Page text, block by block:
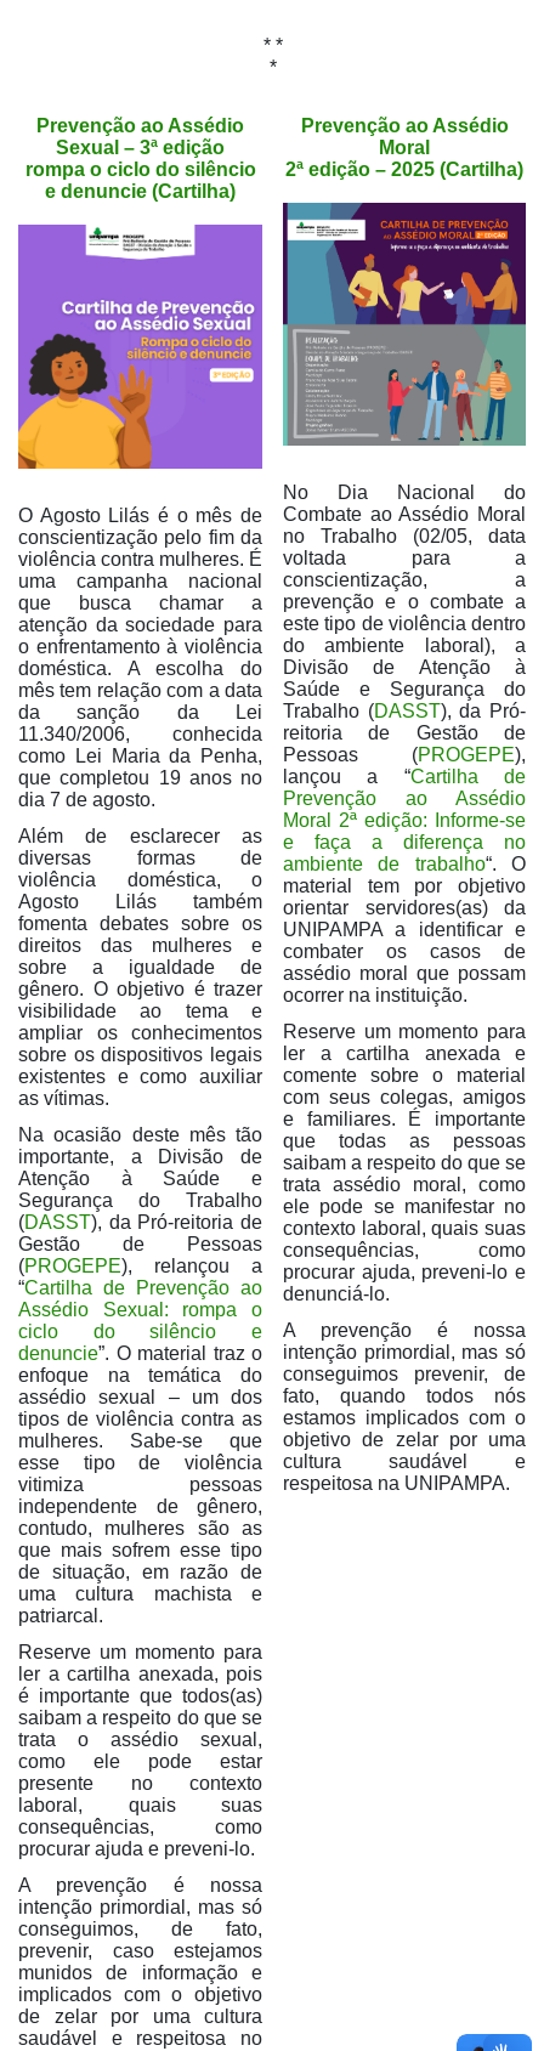
* *
*
Prevenção ao Assédio
Sexual – 3ª edição
rompa o ciclo do silêncio
e denuncie (Cartilha)
O Agosto Lilás é o mês de
conscientização pelo fim da
violência contra mulheres. É
uma campanha nacional
que busca chamar a
atenção da sociedade para
o enfrentamento à violência
doméstica. A escolha do
mês tem relação com a data
da sanção da Lei
11.340/2006, conhecida
como Lei Maria da Penha,
que completou 19 anos no
dia 7 de agosto.
Além de esclarecer as
diversas formas de
violência doméstica, o
Agosto Lilás também
fomenta debates sobre os
direitos das mulheres e
sobre a igualdade de
gênero. O objetivo é trazer
visibilidade ao tema e
ampliar os conhecimentos
sobre os dispositivos legais
existentes e como auxiliar
as vítimas.
Na ocasião deste mês tão
importante, a Divisão de
Atenção à Saúde e
Segurança do Trabalho
(DASST), da Pró-reitoria de
Gestão de Pessoas
(PROGEPE), relançou a
“Cartilha de Prevenção ao
Assédio Sexual: rompa o
ciclo do silêncio e
denuncie”. O material traz o
enfoque na temática do
assédio sexual – um dos
tipos de violência contra as
mulheres. Sabe-se que
esse tipo de violência
vitimiza pessoas
independente de gênero,
contudo, mulheres são as
que mais sofrem esse tipo
de situação, em razão de
uma cultura machista e
patriarcal.
Reserve um momento para
ler a cartilha anexada, pois
é importante que todos(as)
saibam a respeito do que se
trata o assédio sexual,
como ele pode estar
presente no contexto
laboral, quais suas
consequências, como
procurar ajuda e preveni-lo.
A prevenção é nossa
intenção primordial, mas só
conseguimos, de fato,
prevenir, caso estejamos
munidos de informação e
implicados com o objetivo
de zelar por uma cultura
saudável e respeitosa no
Prevenção ao Assédio
Moral
2ª edição – 2025 (Cartilha)
No Dia Nacional do
Combate ao Assédio Moral
no Trabalho (02/05, data
voltada para a
conscientização, a
prevenção e o combate a
este tipo de violência dentro
do ambiente laboral), a
Divisão de Atenção à
Saúde e Segurança do
Trabalho (DASST), da Pró-
reitoria de Gestão de
Pessoas (PROGEPE),
lançou a “Cartilha de
Prevenção ao Assédio
Moral 2ª edição: Informe-se
e faça a diferença no
ambiente de trabalho“. O
material tem por objetivo
orientar servidores(as) da
UNIPAMPA a identificar e
combater os casos de
assédio moral que possam
ocorrer na instituição.
Reserve um momento para
ler a cartilha anexada e
comente sobre o material
com seus colegas, amigos
e familiares. É importante
que todas as pessoas
saibam a respeito do que se
trata assédio moral, como
ele pode se manifestar no
contexto laboral, quais suas
consequências, como
procurar ajuda, preveni-lo e
denunciá-lo.
A prevenção é nossa
intenção primordial, mas só
conseguimos prevenir, de
fato, quando todos nós
estamos implicados com o
objetivo de zelar por uma
cultura saudável e
respeitosa na UNIPAMPA.